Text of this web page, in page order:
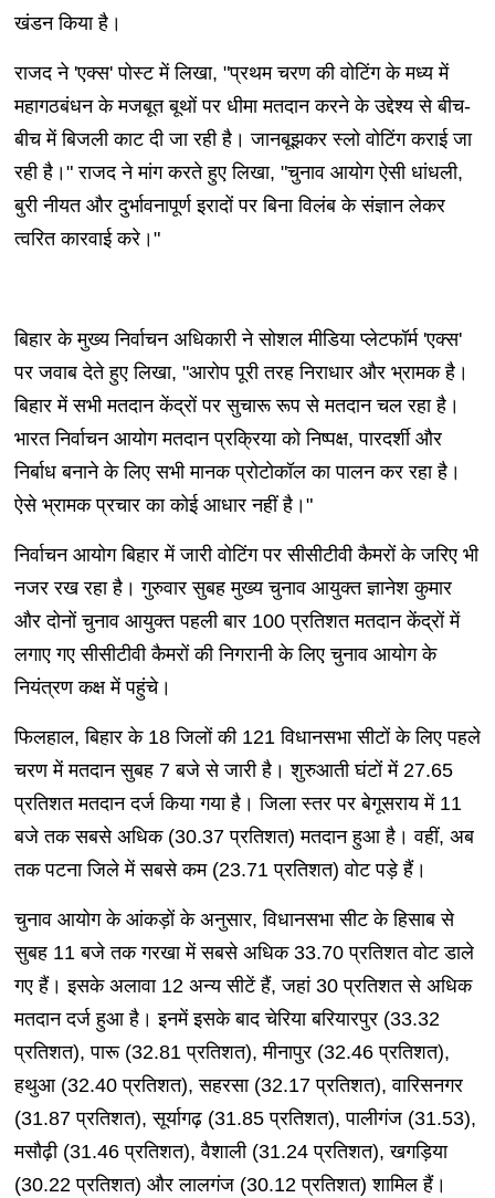
खंडन किया है।
राजद ने 'एक्स' पोस्ट में लिखा, "प्रथम चरण की वोटिंग के मध्य में
महागठबंधन के मजबूत बूथों पर धीमा मतदान करने के उद्देश्य से बीच-
बीच में बिजली काट दी जा रही है। जानबूझकर स्लो वोटिंग कराई जा
रही है।" राजद ने मांग करते हुए लिखा, "चुनाव आयोग ऐसी धांधली,
बुरी नीयत और दुर्भावनापूर्ण इरादों पर बिना विलंब के संज्ञान लेकर
त्वरित कारवाई करे।"
बिहार के मुख्य निर्वाचन अधिकारी ने सोशल मीडिया प्लेटफॉर्म 'एक्स'
पर जवाब देते हुए लिखा, "आरोप पूरी तरह निराधार और भ्रामक है।
बिहार में सभी मतदान केंद्रों पर सुचारू रूप से मतदान चल रहा है।
भारत निर्वाचन आयोग मतदान प्रक्रिया को निष्पक्ष, पारदर्शी और
निर्बाध बनाने के लिए सभी मानक प्रोटोकॉल का पालन कर रहा है।
ऐसे भ्रामक प्रचार का कोई आधार नहीं है।"
निर्वाचन आयोग बिहार में जारी वोटिंग पर सीसीटीवी कैमरों के जरिए भी
नजर रख रहा है। गुरुवार सुबह मुख्य चुनाव आयुक्त ज्ञानेश कुमार
और दोनों चुनाव आयुक्त पहली बार 100 प्रतिशत मतदान केंद्रों में
लगाए गए सीसीटीवी कैमरों की निगरानी के लिए चुनाव आयोग के
नियंत्रण कक्ष में पहुंचे।
फिलहाल, बिहार के 18 जिलों की 121 विधानसभा सीटों के लिए पहले
चरण में मतदान सुबह 7 बजे से जारी है। शुरुआती घंटों में 27.65
प्रतिशत मतदान दर्ज किया गया है। जिला स्तर पर बेगूसराय में 11
बजे तक सबसे अधिक (30.37 प्रतिशत) मतदान हुआ है। वहीं, अब
तक पटना जिले में सबसे कम (23.71 प्रतिशत) वोट पड़े हैं।
चुनाव आयोग के आंकड़ों के अनुसार, विधानसभा सीट के हिसाब से
सुबह 11 बजे तक गरखा में सबसे अधिक 33.70 प्रतिशत वोट डाले
गए हैं। इसके अलावा 12 अन्य सीटें हैं, जहां 30 प्रतिशत से अधिक
मतदान दर्ज हुआ है। इनमें इसके बाद चेरिया बरियारपुर (33.32
प्रतिशत), पारू (32.81 प्रतिशत), मीनापुर (32.46 प्रतिशत),
हथुआ (32.40 प्रतिशत), सहरसा (32.17 प्रतिशत), वारिसनगर
(31.87 प्रतिशत), सूर्यागढ़ (31.85 प्रतिशत), पालीगंज (31.53),
मसौढ़ी (31.46 प्रतिशत), वैशाली (31.24 प्रतिशत), खगड़िया
(30.22 प्रतिशत) और लालगंज (30.12 प्रतिशत) शामिल हैं।